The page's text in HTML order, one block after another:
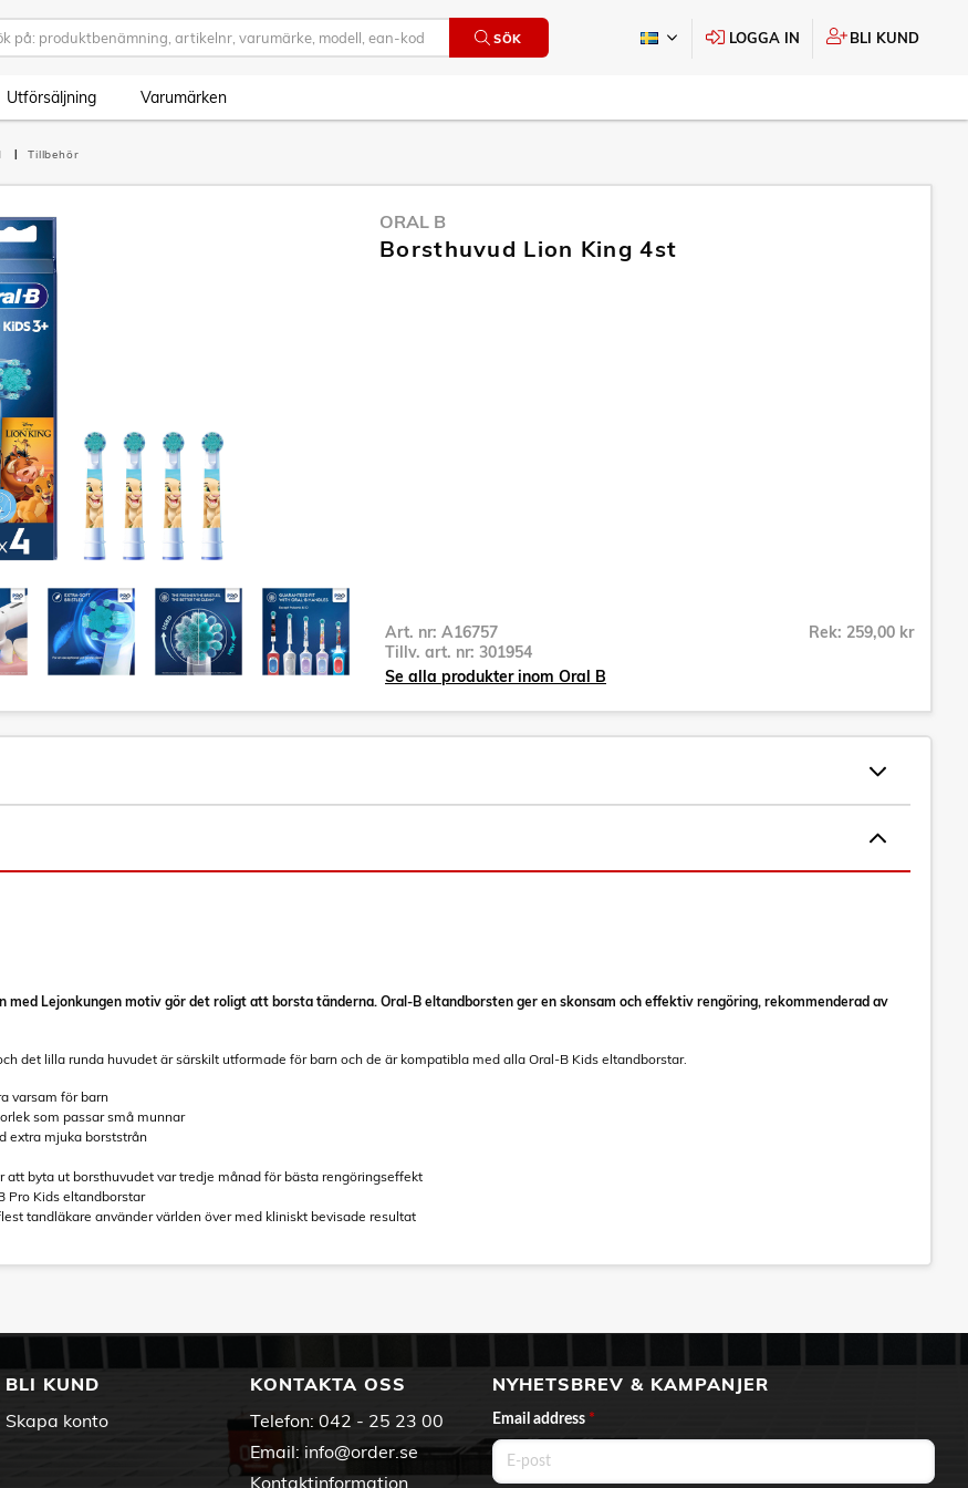
SÖK LOGGA IN BLI KUND
Utförsäljning Varumärken
Tillbehör
ORAL B
Borsthuvud Lion King 4st
Art. nr: A16757
Tillv. art. nr: 301954
Rek: 259,00 kr
Se alla produkter inom Oral B
med Lejonkungen motiv gör det roligt att borsta tänderna. Oral-B eltandborsten ger en skonsam och effektiv rengöring, rekommenderad av
det lilla runda huvudet är särskilt utformade för barn och de är kompatibla med alla Oral-B Kids eltandborstar.
varsam för barn
som passar små munnar
extra mjuka borststrån
att byta ut borsthuvudet var tredje månad för bästa rengöringseffekt
Pro Kids eltandborstar
tandläkare använder världen över med kliniskt bevisade resultat
BLI KUND
Skapa konto
KONTAKTA OSS
Telefon: 042 - 25 23 00
Email: info@order.se
Kontaktinformation
NYHETSBREV & KAMPANJER
Email address *